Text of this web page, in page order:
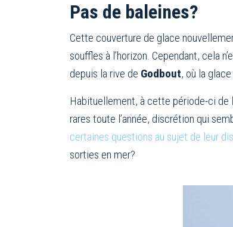
Pas de baleines?
Cette couverture de glace
souffles à l’horizon. Cependant, cela
depuis la rive de Godbout, où la
Habituellement, à cette période-ci de
rares toute l’année, discrétion qui
certaines questions au sujet de leur
sorties en mer?